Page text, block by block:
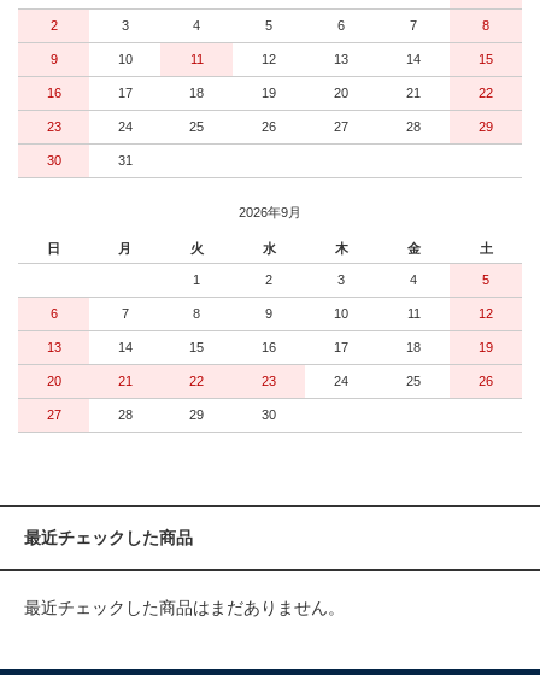
2 3 4 5 6 7 8
9 10 11 12 13 14 15
16 17 18 19 20 21 22
23 24 25 26 27 28 29
30 31
2026年9月
日 月 火 水 木 金 土
1 2 3 4 5
6 7 8 9 10 11 12
13 14 15 16 17 18 19
20 21 22 23 24 25 26
27 28 29 30
最近チェックした商品
最近チェックした商品はまだありません。